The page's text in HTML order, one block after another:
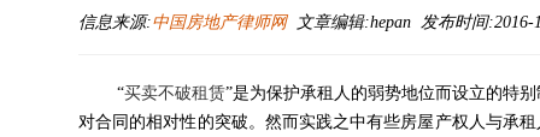
信息来源:中国房地产律师网文章编辑:hepan 发布时间:2016-
“买卖不破租赁”是为保护承租人的弱势地位而设立的特
对合同的相对性的突破。然而实践之中有些房屋产权人与承